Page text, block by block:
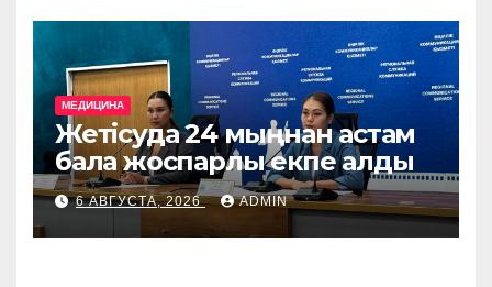
МЕДИЦИНА
Жетісуда 24 мыңнан астам
бала жоспарлы екпе алды
6 АВГУСТА, 2026 ADMIN